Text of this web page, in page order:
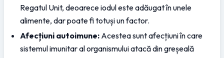
Regatul Unit, deoarece iodul este adăugat în unele
alimente, dar poate fi totuși un factor.
Afecțiuni autoimune: Acestea sunt afecțiuni în care
sistemul imunitar al organismului atacă din greșeală